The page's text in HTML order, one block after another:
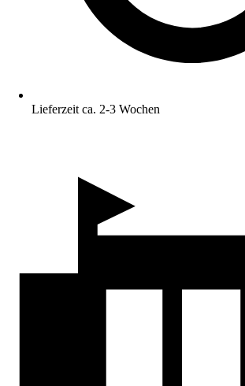
Lieferzeit ca. 2-3 Wochen